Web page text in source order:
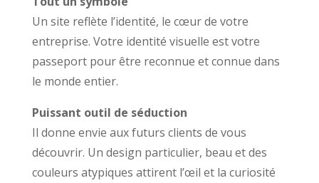
Un site reflète l’identité, le cœur de votre
entreprise. Votre identité visuelle est votre
passeport pour être reconnue et connue dans
le monde entier.
Puissant outil de séduction
Il donne envie aux futurs clients de vous
découvrir. Un design particulier, beau et des
couleurs atypiques attirent l’œil et la curiosité